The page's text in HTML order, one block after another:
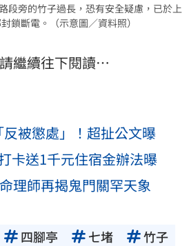
段旁的竹子過長，恐有安全疑慮，已於上
鎖斷電。（示意圖／資料照）
繼續往下閱讀…
被懲處」！超扯公文曝
卡送1千元住宿金辦法曝
理師再揭鬼門關罕天象
四腳亭 七堵
竹子